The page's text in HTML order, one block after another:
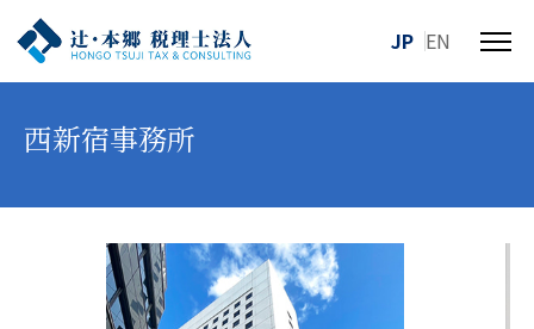
JP EN
メ
ニ
西新宿事務所